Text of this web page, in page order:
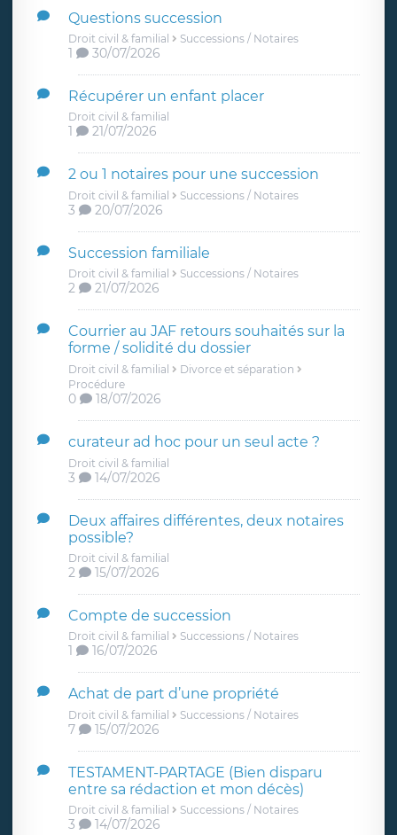
Questions succession
Droit civil & familial Successions / Notaires
1 30/07/2026
Récupérer un enfant placer
Droit civil & familial
1 21/07/2026
2 ou 1 notaires pour une succession
Droit civil & familial Successions / Notaires
3 20/07/2026
Succession familiale
Droit civil & familial Successions / Notaires
2 21/07/2026
Courrier au JAF retours souhaités sur la
forme / solidité du dossier
Droit civil & familial
Divorce et séparation
Procédure
0 18/07/2026
curateur ad hoc pour un seul acte ?
Droit civil & familial
3 14/07/2026
Deux affaires différentes, deux notaires
possible?
Droit civil & familial
2 15/07/2026
Compte de succession
Droit civil & familial Successions / Notaires
1 16/07/2026
Achat de part d’une propriété
Droit civil & familial Successions / Notaires
7 15/07/2026
TESTAMENT-PARTAGE (Bien disparu
entre sa rédaction et mon décès)
Droit civil & familial Successions / Notaires
3 14/07/2026